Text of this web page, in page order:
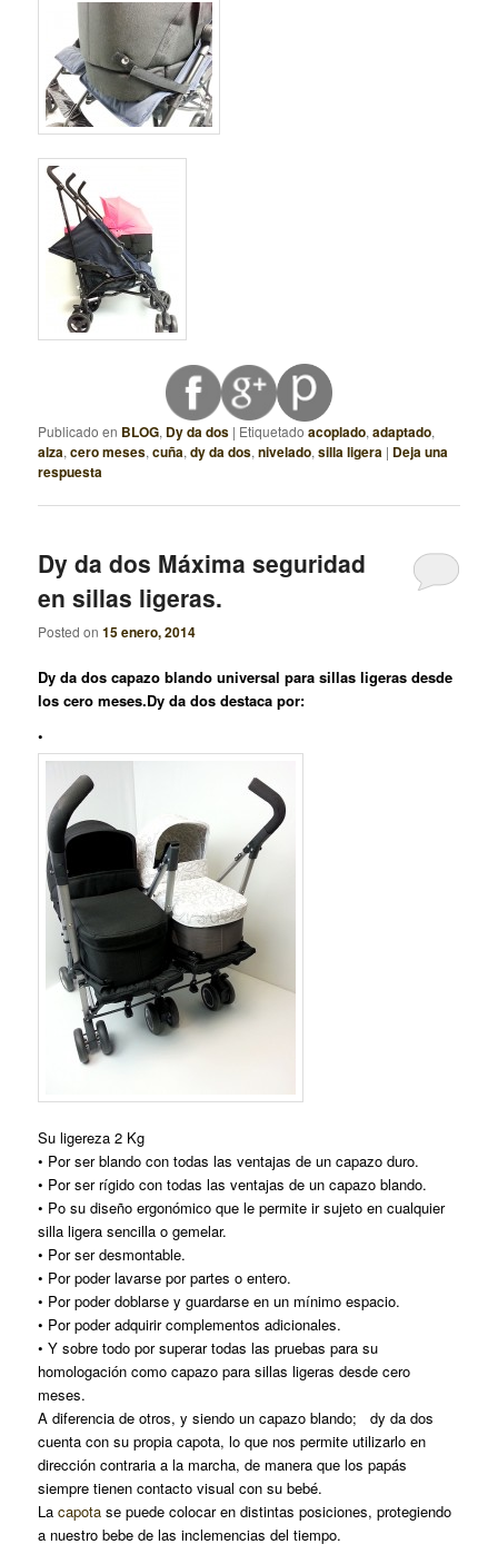
Publicado en BLOG, Dy da dos | Etiquetado acoplado,adaptado,
alza,cero meses,cuña,dy da dos,nivelado,silla ligera | Deja una
respuesta
Dy da dos Máxima seguridad
en sillas ligeras.
Posted on15 enero, 2014
Dy da dos capazo blando universal para sillas ligeras desde
los cero meses.Dy da dos destaca por:
•
Su ligereza 2 Kg
• Por ser blando con todas las ventajas de un capazo duro.
• Por ser rígido con todas las ventajas de un capazo blando.
• Po su diseño ergonómico que le permite ir sujeto en cualquier
silla ligera sencilla o gemelar.
• Por ser desmontable.
• Por poder lavarse por partes o entero.
• Por poder doblarse y guardarse en un mínimo espacio.
• Por poder adquirir complementos adicionales.
• Y sobre todo por superar todas las pruebas para su
homologación como capazo para sillas ligeras desde cero
meses.
A diferencia de otros, y siendo un capazo blando; dy da dos
cuenta con su propia capota, lo que nos permite utilizarlo en
dirección contraria a la marcha, de manera que los papás
siempre tienen contacto visual con su bebé.
Lacapota se puede colocar en distintas posiciones, protegiendo
a nuestro bebe de las inclemencias del tiempo.